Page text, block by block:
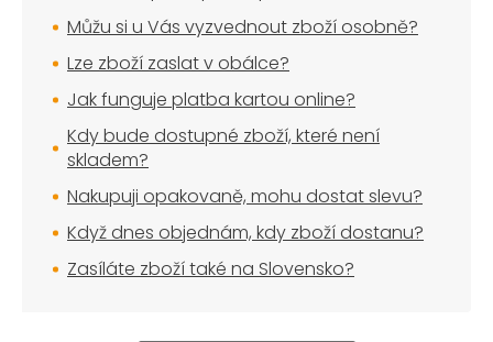
Můžu si u Vás vyzvednout zboží osobně?
Lze zboží zaslat v obálce?
Jak funguje platba kartou online?
Kdy bude dostupné zboží, které není
skladem?
Nakupuji opakovaně, mohu dostat slevu?
Když dnes objednám, kdy zboží dostanu?
Zasíláte zboží také na Slovensko?